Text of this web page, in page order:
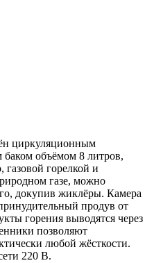
циркуляционным
объёмом 8 литров,
горелкой и
газе, можно
докупив жиклёры. Камера
продув от
горения выводятся через
позволяют
любой жёсткости.
220 В.